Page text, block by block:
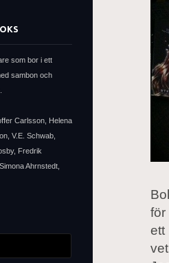
för
ett
som bor i ett
sambon och
Carlsson, Helena
V.E. Schwab,
Fredrik
Ahrnstedt,